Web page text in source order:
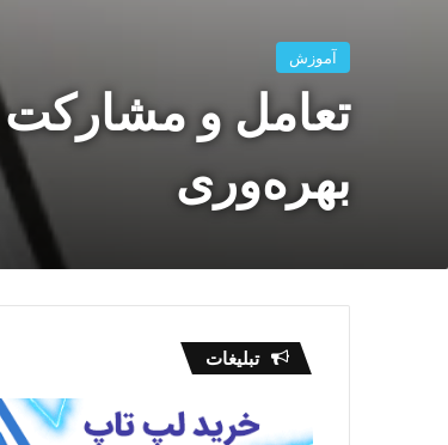
آموزش
تعامل و
بهره‌وری
تبلیغات